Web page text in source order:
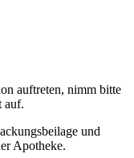
auftreten, nimm bitte
auf.
und
Apotheke.